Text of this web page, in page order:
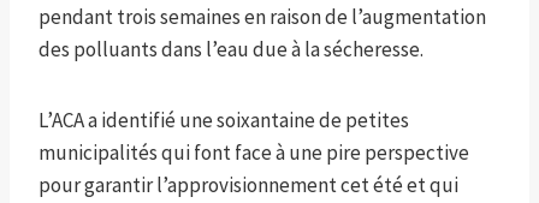
pendant trois semaines en raison de l’augmentation
des polluants dans l’eau due à la sécheresse.
L’ACA a identifié une soixantaine de petites
municipalités qui font face à une pire perspective
pour garantir l’approvisionnement cet été et qui